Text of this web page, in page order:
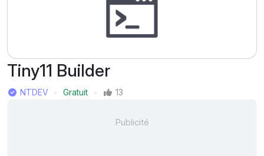
Tiny11 Builder
Éditeur
NTDEV
Gratuit
13